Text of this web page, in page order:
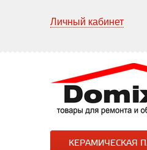
Личный кабинет
КЕРАМИЧЕСКАЯ